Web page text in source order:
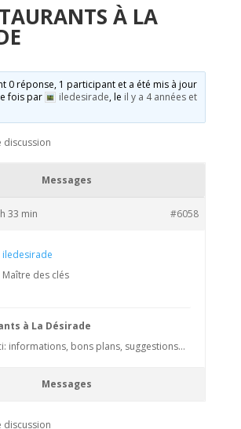
À LA
0 réponse, 1 participant et a été mis à jour
fois par
iledesirade, le il y a 4 années et
discussion
Messages
33 min #6058
iledesirade
Maître des clés
à La Désirade
informations, bons plans, suggestions…
Messages
discussion